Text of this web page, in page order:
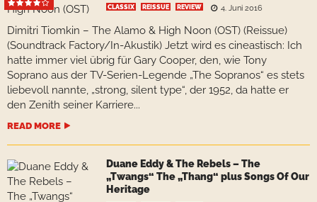
CLASSIX REISSUE REVIEW 4. Juni 2016
Dimitri Tiomkin – The Alamo & High Noon (OST) (Reissue)
(Soundtrack Factory/In-Akustik) Jetzt wird es cineastisch: Ich
hatte immer viel übrig für Gary Cooper, den, wie Tony
Soprano aus der TV-Serien-Legende „The Sopranos“ es stets
liebevoll nannte, „strong, silent type“, der 1952, da hatte er
den Zenith seiner Karriere...
READ MORE
Duane Eddy & The Rebels – The
„Twangs“ The „Thang“ plus Songs Of Our
Heritage